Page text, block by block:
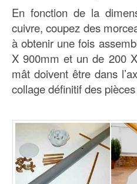
En fonction de la
cuivre, coupez des
à obtenir une fois
X 900mm et un de 200
mât doivent être dans
collage définitif des